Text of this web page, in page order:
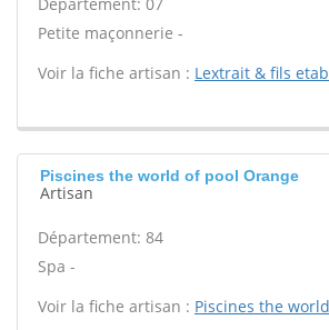
Petite maçonnerie -
Voir la fiche artisan : Lextrait & fils
Piscines the world of pool Orange
Artisan
Département: 84
Spa -
Voir la fiche artisan : Piscines the